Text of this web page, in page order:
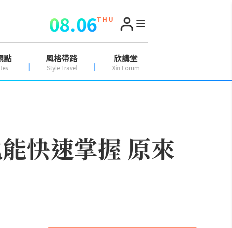
08.06T H U
點 風格帶路
Style Travel
欣講堂
Xin Forum
快速掌握 原來